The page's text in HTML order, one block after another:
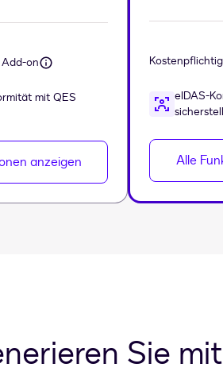
on
mit QES
anzeigen
eIDAS-
Alle
Sie